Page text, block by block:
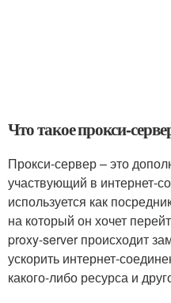
Что такое прокси-
Прокси-сервер – это
участвующий в интернет-
используется как
на который он хочет
proxy-server происходит
ускорить интернет-
какого-либо ресурса и